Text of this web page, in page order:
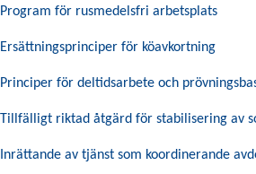
Program för rusmedelsfri arbetsplats
Ersättningsprinciper för köavkortning
Principer för deltidsarbete och
Tillfälligt riktad åtgärd för stabilisering av
Inrättande av tjänst som koordinerande